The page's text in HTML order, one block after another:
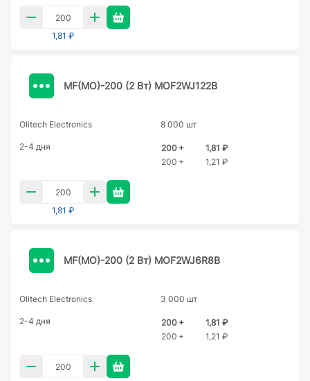
1,81 ₽
MF(MO)-200 (2 Вт) MOF2WJ122B
Olitech Electronics 8 000 шт
2-4 дня 200 +
1,81 ₽
200 +
1,21 ₽
1,81 ₽
MF(MO)-200 (2 Вт) MOF2WJ6R8B
Olitech Electronics 3 000 шт
2-4 дня 200 +
1,81 ₽
200 +
1,21 ₽